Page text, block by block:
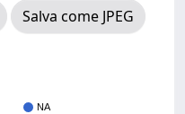
Salva come JPEG
NA